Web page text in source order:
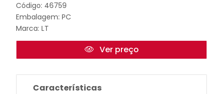
Código: 46759
Embalagem: PC
Marca: LT
Ver preço
Características